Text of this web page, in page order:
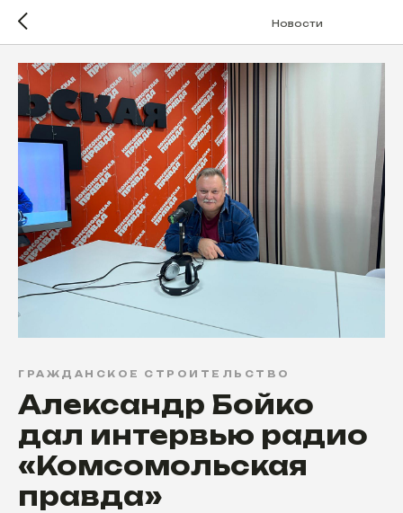
Новости
ГРАЖДАНСКОЕ СТРОИТЕЛЬСТВО
Александр Бойко
дал интервью радио
«Комсомольская
правда»